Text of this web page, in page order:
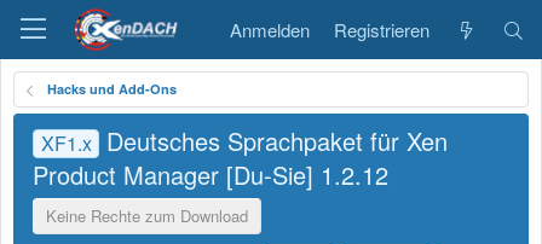
Anmelden Registrieren
Hacks und Add-Ons
XF1.x Deutsches Sprachpaket für Xen
Product Manager [Du-Sie] 1.2.12
Keine Rechte zum Download